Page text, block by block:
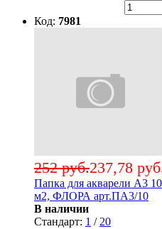
Код: 7981
237,78
252 руб.
Папка для акварели А3
м2, ФЛОРА арт.ПА3/10
В наличии
Стандарт: 1 / 20